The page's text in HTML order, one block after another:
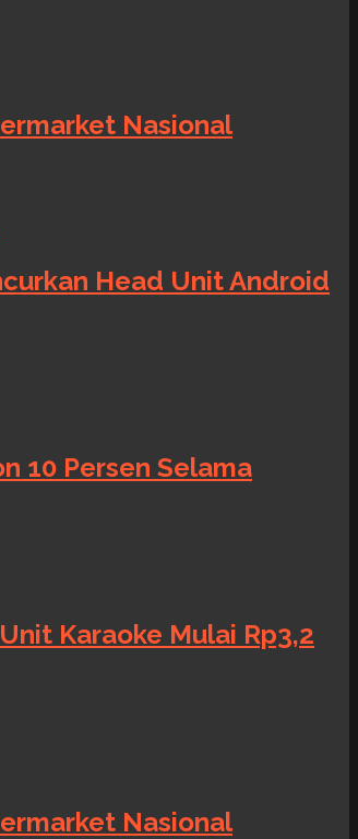
Nasional
Head Unit Android
10 Persen Selama
Karaoke Mulai Rp3,2
Nasional